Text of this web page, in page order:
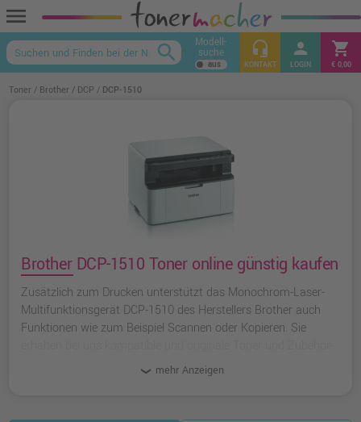
menu
keyboard_arrow_up
search Modell-
suche headset_mic
KONTAKT
person
LOGIN
shopping_cart
€ 0,00
Toner Brother DCP DCP-1510
Brother DCP-1510 Toner online günstig kaufen
Zusätzlich zum Drucken unterstützt das Monochrom-Laser-
Multifunktionsgerät DCP-1510 des Herstellers Brother auch
Funktionen wie zum Beispiel Scannen oder Kopieren. Sie
Artikel für den Multifunktions-Drucker.
mehr Anzeigen